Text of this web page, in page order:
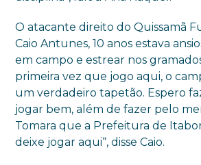
O atacante direito do Quissamã
Caio Antunes, 10 anos estava
em campo e estrear nos
primeira vez que jogo aqui, o
um verdadeiro tapetão. Espero
jogar bem, além de fazer pelo
Tomara que a Prefeitura de
deixe jogar aqui“, disse Caio.